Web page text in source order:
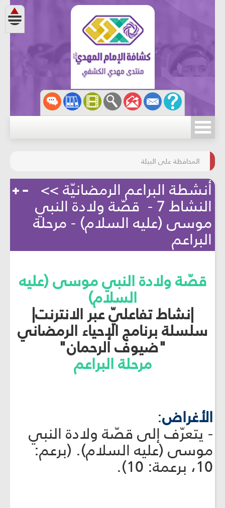
مسابقة الركب الحسينيّ
المحافظة على البيئة
أنشطة البراعم الرمضانيّة >>
النشاط 7 - قصّة ولادة النبي
موسى (عليه السلام) - مرحلة
البراعم
قصّة ولادة النبي موسى (عليه
السلام)
|نشاط تفاعليّ عبر الانترنت|
سلسلة برنامج الإحياء الرمضاني
"ضيوف الرحمان"
مرحلة البراعم
الأغراض:
- يتعرّف إلى قصّة ولادة النبي
موسى (عليه السلام). (برعم:
10، برعمة: 10).